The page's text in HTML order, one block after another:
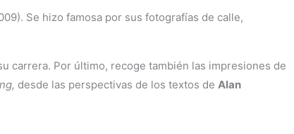
Se hizo famosa por sus fotografías de calle,
carrera. Por último, recoge también las impresiones de
desde las perspectivas de los textos de Alan